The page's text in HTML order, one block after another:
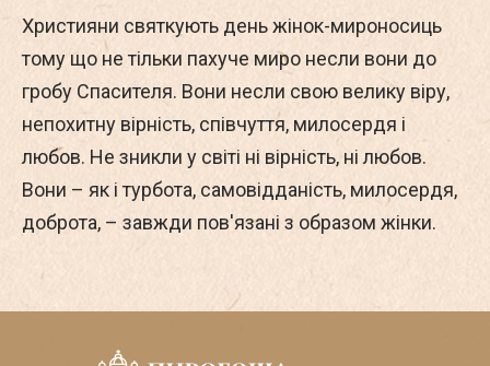
Християни святкують день жінок-мироносиць
тому що не тільки пахуче миро несли вони до
гробу Спасителя. Вони несли свою велику віру,
непохитну вірність, співчуття, милосердя і
любов. Не зникли у світі ні вірність, ні любов.
Вони – як і турбота, самовідданість, милосердя,
доброта, – завжди пов'язані з образом жінки.